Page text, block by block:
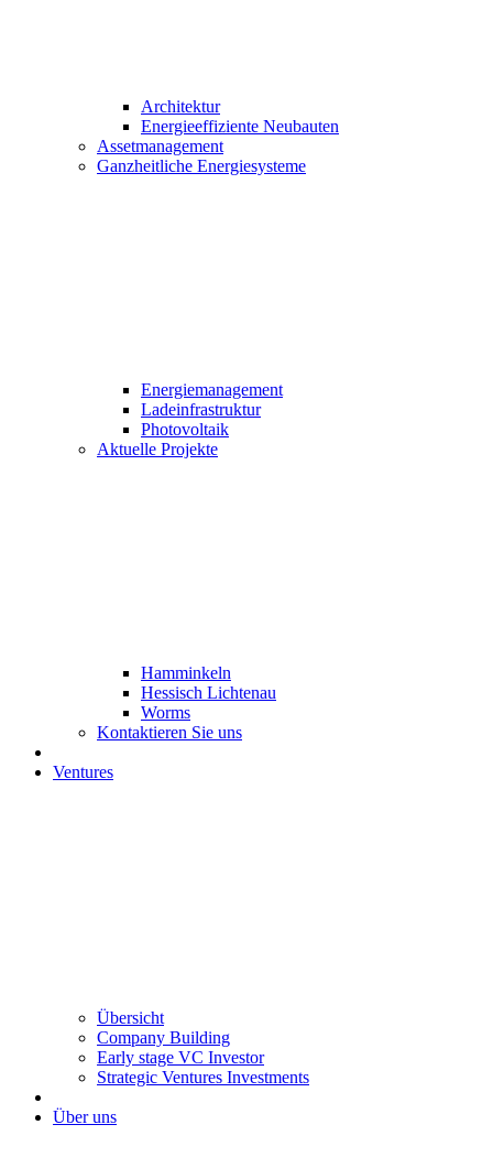
Architektur
Energieeffiziente Neubauten
Assetmanagement
Ganzheitliche Energiesysteme
Energiemanagement
Ladeinfrastruktur
Photovoltaik
Aktuelle Projekte
Hamminkeln
Hessisch Lichtenau
Worms
Kontaktieren Sie uns
Ventures
Übersicht
Company Building
Early stage VC Investor
Strategic Ventures Investments
Über uns